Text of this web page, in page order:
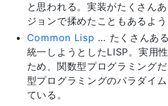
と思われる。実装がたくさん
ジョンで揉めたこともあるよう
Common Lisp … たくさんあ
統一しようとしたLISP。実用
ため、関数型プログラミング
型プログラミングのパラダイ
ている。